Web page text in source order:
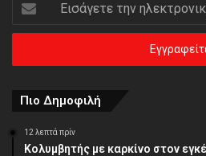
την
ηλεκτρονική
διεύθυνση
Πιο Δημοφιλή
12 λεπτά πρίν
Κολυμβητής με καρκίνο στον